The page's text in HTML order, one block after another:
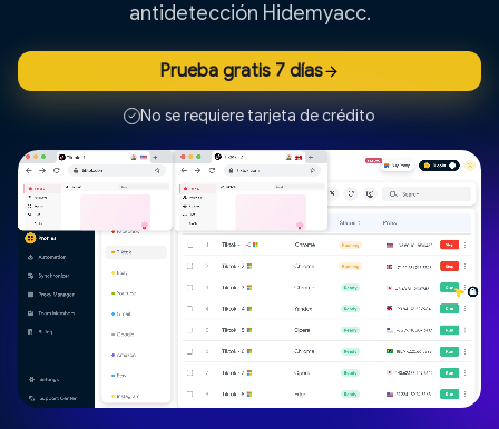
antidetección Hidemyacc.
Prueba gratis 7 días
No se requiere tarjeta de crédito